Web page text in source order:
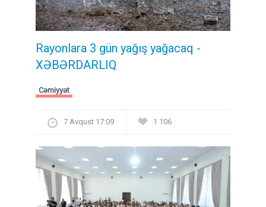
Rayonlara 3 gün yağış yağacaq -
XƏBƏRDARLIQ
Cəmiyyət
7 Avqust 17:09 1 106